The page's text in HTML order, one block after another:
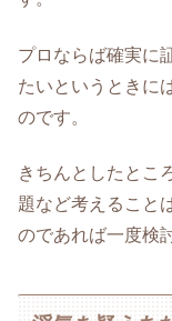
プロならば確実に
たいというときに
のです。
きちんとしたとこ
題など考えること
のであれば一度検